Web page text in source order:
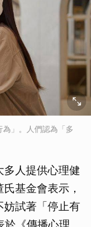
為」。人們認為「多
多人提供心理健
基金會表示，
妨試著「停止有
《傳播心理